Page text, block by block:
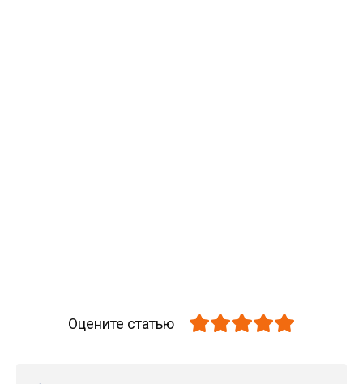
Оцените статью